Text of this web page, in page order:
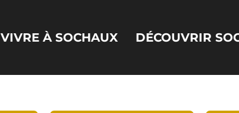
VIVRE À SOCHAUX DÉCOUVRIR